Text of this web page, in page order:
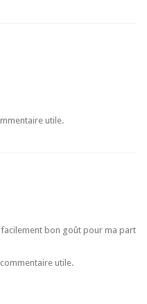
utile.
bon goût pour ma part
utile.